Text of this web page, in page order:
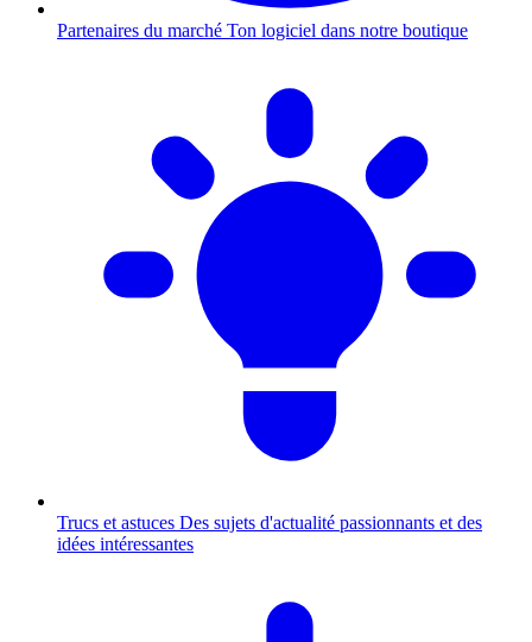
Partenaires du marché Ton logiciel dans notre boutique
Trucs et astuces Des sujets d'actualité passionnants et des
idées intéressantes